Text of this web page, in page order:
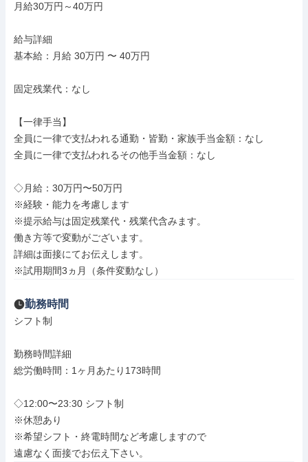
月給30万円～40万円
給与詳細
基本給：月給 30万円 〜 40万円
固定残業代：なし
【一律手当】
全員に一律で支払われる通勤・皆勤・家族手当金額：なし
全員に一律で支払われるその他手当金額：なし
◇月給：30万円〜50万円
※経験・能力を考慮します
※提示給与は固定残業代・残業代含みます。
働き方等で変動がございます。
詳細は面接にてお伝えします。
※試用期間3ヵ月（条件変動なし）
勤務時間
シフト制
勤務時間詳細
総労働時間：1ヶ月あたり173時間
◇12:00〜23:30 シフト制
※休憩あり
※希望シフト・終電時間など考慮しますので
遠慮なく面接でお伝え下さい。